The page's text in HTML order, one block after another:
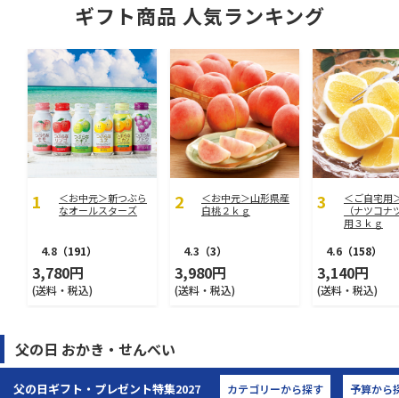
ギフト商品 人気ランキング
＜お中元＞新つぶら
なオールスターズ
4.8 （191）
3,780円
(送料・税込)
＜お中元＞山形県産
白桃２ｋｇ
4.3 （3）
3,980円
(送料・税込)
＜ご自宅用
（ナツコナ
用３ｋｇ
4.6 （158）
3,140円
(送料・税込)
父の日 おかき・せんべい
父の日ギフト・プレゼント特集2027 カテゴリーから探す 予算から